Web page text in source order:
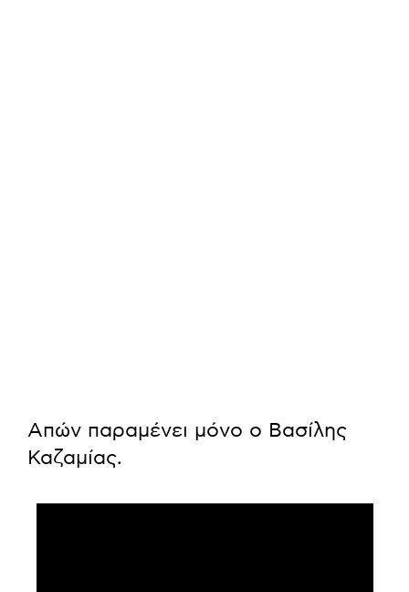
Απών παραμένει μόνο ο Βασίλης
Καζαμίας.